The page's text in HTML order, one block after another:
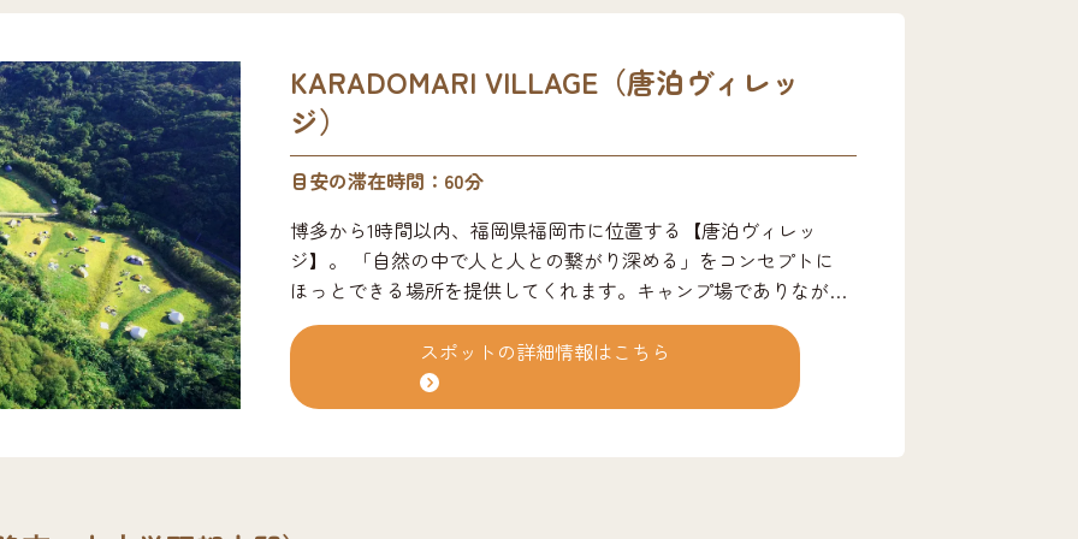
KARADOMARI VILLAGE（唐泊ヴィレッ
ジ）
目安の滞在時間：60分
博多から1時間以内、福岡県福岡市に位置する【唐泊ヴィレッ
ジ】。 「自然の中で人と人との繋がり深める」をコンセプトに
ほっとできる場所を提供してくれます。キャンプ場でありなが
ら、サウナ、焚き火バー（宿泊者無料）、徒歩1分圏内にプライ
ベートビーチがあり、様々な体験ができます。夜には、満天の星
をビーチや草原など自分の好きな場所でご覧いただけます。山と
海どちらも満喫したい方におすすめです。 人と人、そして地域が
スポットの詳細情報はこちら